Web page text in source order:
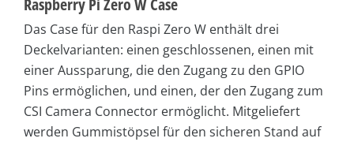
Raspberry Pi Zero W Case
Das Case für den Raspi Zero W enthält drei
Deckelvarianten: einen geschlossenen, einen mit
einer Aussparung, die den Zugang zu den GPIO
Pins ermöglichen, und einen, der den Zugang zum
CSI Camera Connector ermöglicht. Mitgeliefert
werden Gummistöpsel für den sicheren Stand auf